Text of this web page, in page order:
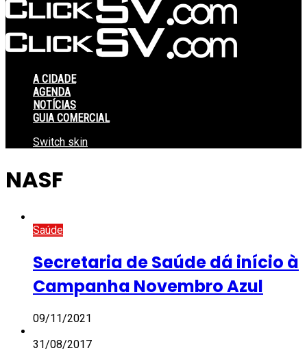
A CIDADE
AGENDA
NOTÍCIAS
GUIA COMERCIAL
Switch skin
NASF
Saúde
Secretaria de Saúde dá início à
Campanha Novembro Azul
09/11/2021
31/08/2017